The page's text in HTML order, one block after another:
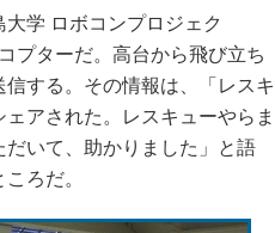
学 ロボコンプロジェク
プターだ。高台から飛び立ち
する。その情報は、「レスキ
アされた。レスキューやらま
いて、助かりました」と語
ろだ。